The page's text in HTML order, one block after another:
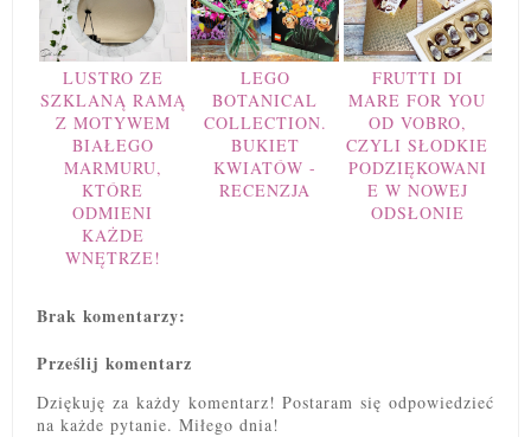
LUSTRO ZE
SZKLANĄ RAMĄ
Z MOTYWEM
BIAŁEGO
MARMURU,
KTÓRE
ODMIENI
KAŻDE
WNĘTRZE!
LEGO
BOTANICAL
COLLECTION.
BUKIET
KWIATÓW -
RECENZJA
FRUTTI DI
MARE FOR YOU
OD VOBRO,
CZYLI SŁODKIE
PODZIĘKOWANI
E W NOWEJ
ODSŁONIE
Brak komentarzy:
Prześlij komentarz
Dziękuję za każdy komentarz! Postaram się odpowiedzieć
na każde pytanie. Miłego dnia!